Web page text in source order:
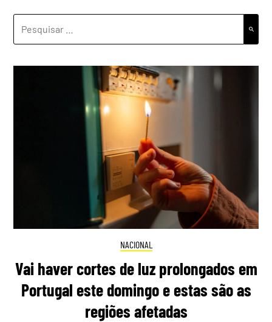
POR:
NACIONAL
Vai haver cortes de luz prolongados em
Portugal este domingo e estas são as
regiões afetadas